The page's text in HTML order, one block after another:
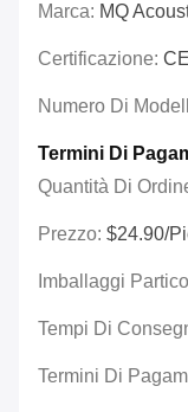
Marca: MQ
Certificazione:
Numero Di
Termini Di
Quantità Di
Prezzo: $24.90/
Imballaggi
Tempi Di
Termini Di